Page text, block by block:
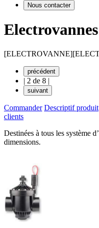
Nous contacter
[ELECTROVANNE]
précédent
| 2 de 8 |
suivant
Commander Descriptif produit
clients
Destinées à tous les système
dimensions.